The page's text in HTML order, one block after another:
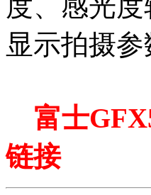
显示拍摄参
富士
链接